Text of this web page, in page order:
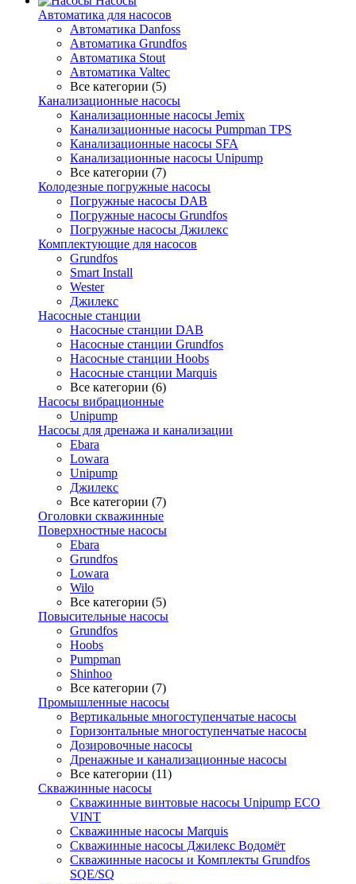
Автоматика для насосов
Автоматика Danfoss
Автоматика Grundfos
Автоматика Stout
Автоматика Valtec
Все категории (5)
Канализационные насосы
Канализационные насосы Jemix
Канализационные насосы Pumpman TPS
Канализационные насосы SFA
Канализационные насосы Unipump
Все категории (7)
Колодезные погружные насосы
Погружные насосы DAB
Погружные насосы Grundfos
Погружные насосы Джилекс
Комплектующие для насосов
Grundfos
Smart Install
Wester
Джилекс
Насосные станции
Насосные станции DAB
Насосные станции Grundfos
Насосные станции Hoobs
Насосные станции Marquis
Все категории (6)
Насосы вибрационные
Unipump
Насосы для дренажа и канализации
Ebara
Lowara
Unipump
Джилекс
Все категории (7)
Оголовки скважинные
Поверхностные насосы
Ebara
Grundfos
Lowara
Wilo
Все категории (5)
Повысительные насосы
Grundfos
Hoobs
Pumpman
Shinhoo
Все категории (7)
Промышленные насосы
Вертикальные многоступенчатые насосы
Горизонтальные многоступенчатые насосы
Дозировочные насосы
Дренажные и канализационные насосы
Все категории (11)
Скважинные насосы
Скважинные винтовые насосы Unipump ECO
VINT
Скважинные насосы Marquis
Скважинные насосы Джилекс Водомёт
Скважинные насосы и Комплекты Grundfos
SQE/SQ